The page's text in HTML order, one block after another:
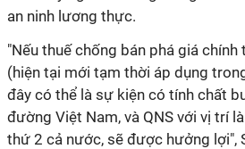
an ninh lương thực.
"Nếu thuế chống bán phá giá
(hiện tại mới tạm thời áp dụng
đây có thể là sự kiện có tính chất
đường Việt Nam, và QNS với vị trí
thứ 2 cả nước, sẽ được hưởng lợi",